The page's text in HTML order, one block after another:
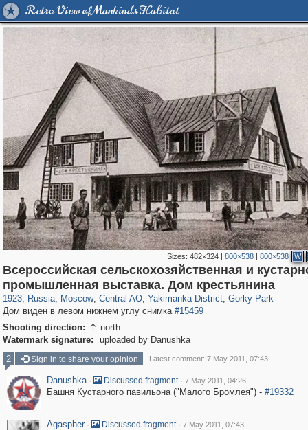
Retro View of Mankind's Habitat
Sizes: 482×324| 800×538| 800×538 W
Всероссийская сельскохозяйственная и
промышленная выставка. Дом крестьянина
1923, Russia
1,407,406 29,248
, Moscow
319,882 8,286
, Central AO
160,021 5,916
, Yakimanka District
13,378 458
, Gorky Park
2,763 8
Дом виден в левом нижнем углу снимка #15459
Shooting direction:  north
Watermark signature:
uploaded by Danushka
2
Sign in to share your opinion Latest comment: 7 May 2011, 07:43
Danushka · Discussed fragment · 7 May 2011, 04:26
Башня Кустарного павильона ("Малого Бромлея") - #19332
Agaspher · Discussed fragment · 7 May 2011, 07:43